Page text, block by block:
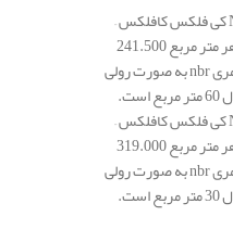
قیمت عایق الاستومری NBR کی فلکس کافلکس –
K-Flex رولی 3 میلیمتر در هر متر مربع 241.500
تومان و فروش عایق الاستومری nbr به صورت رولی
قیمت عایق الاستومری NBR کی فلکس کافلکس –
K-Flex رولی 6 میلیمتر در هر متر مربع 319.000
تومان و فروش عایق الاستومری nbr به صورت رولی